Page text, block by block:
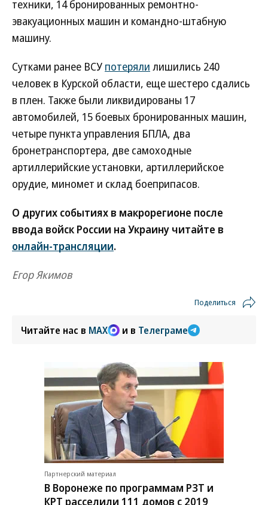
техники, 14 бронированных ремонтно-
эвакуационных машин и командно-штабную
машину.
Сутками ранее ВСУ потеряли лишились 240
человек в Курской области, еще шестеро сдались
в плен. Также были ликвидированы 17
автомобилей, 15 боевых бронированных машин,
четыре пункта управления БПЛА, два
бронетранспортера, две самоходные
артиллерийские установки, артиллерийское
орудие, миномет и склад боеприпасов.
О других событиях в макрорегионе после
ввода войск России на Украину читайте в
онлайн-трансляции.
Егор Якимов
Поделиться
Читайте нас в MAX и в Телеграме
Партнерский материал
В Воронеже по программам РЗТ и
КРТ расселили 111 домов с 2019